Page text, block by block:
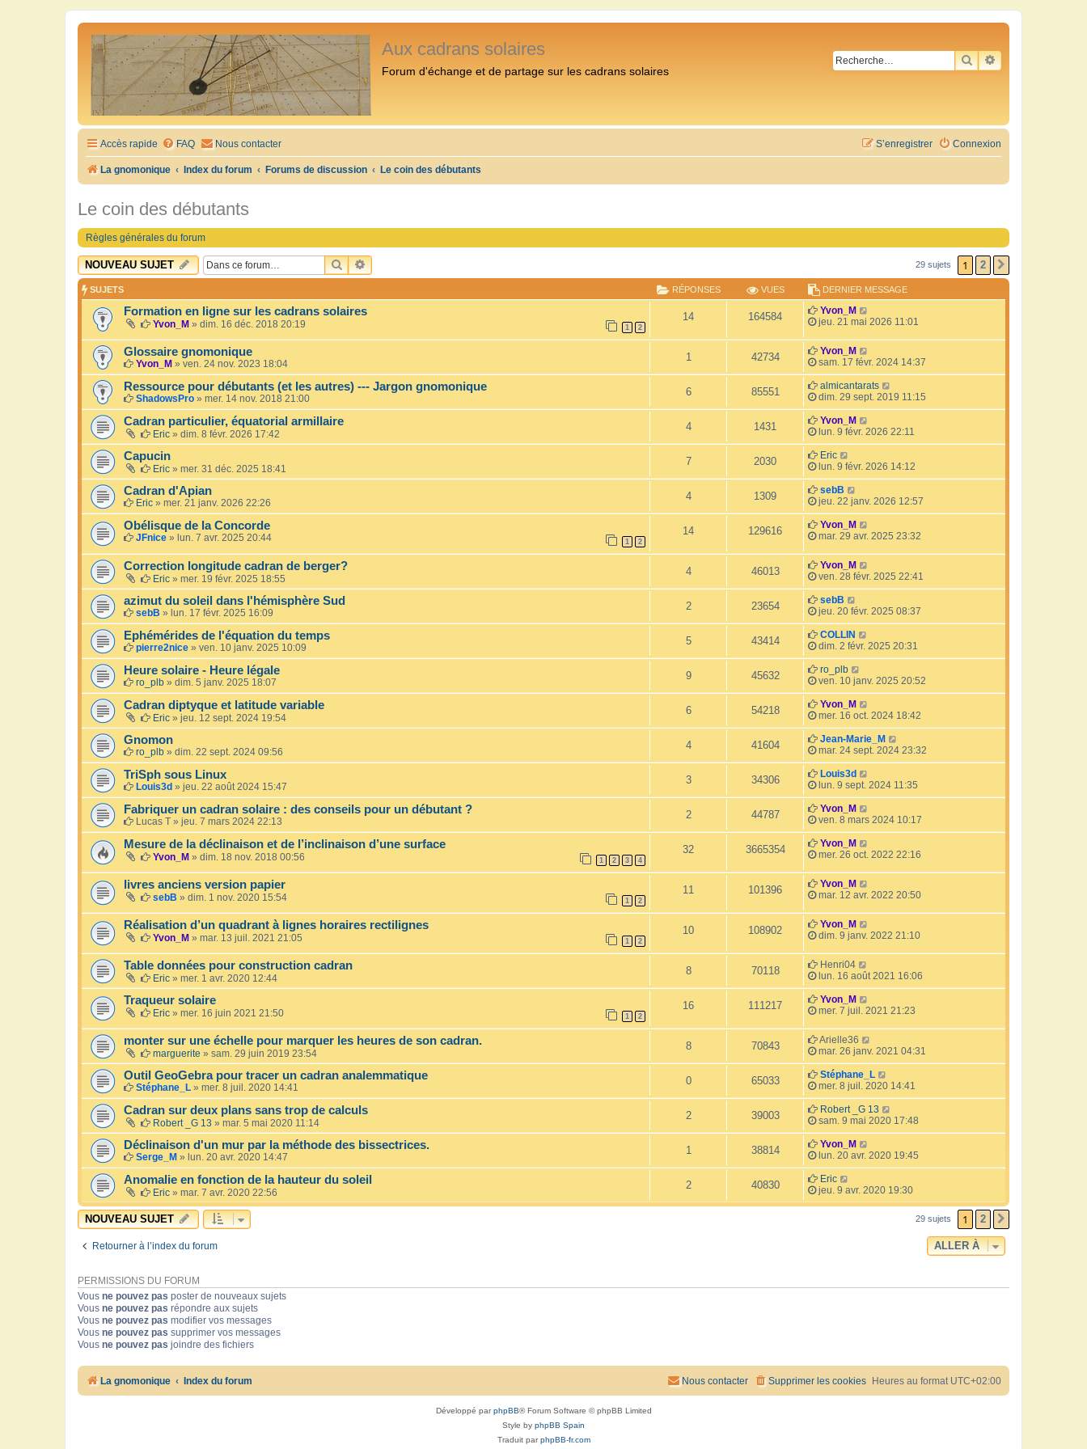
Aux cadrans solaires
Forum d'échange et de partage sur les cadrans solaires
RECHERCHER
RECHERCHE
Accès rapide FAQ Nous contacter Connexion
S’enregistrer
La gnomonique Index du forum Forums de discussion Le coin des débutants
Le coin des débutants
Règles générales du forum
NOUVEAU SUJET RECHERCHER
RECHERCHE AVANCÉE 29 sujets 1 2
SUJETS RÉPONSES VUES DERNIER MESSAGE
Formation en ligne sur les cadrans solaires
Yvon_M » dim. 16 déc. 2018 20:19 1 2
14 164584
Yvon_M
jeu. 21 mai 2026 11:01
Glossaire gnomonique
Yvon_M » ven. 24 nov. 2023 18:04
1 42734
Yvon_M
sam. 17 févr. 2024 14:37
Ressource pour débutants (et les autres) --- Jargon gnomonique
ShadowsPro » mer. 14 nov. 2018 21:00
6 85551
almicantarats
dim. 29 sept. 2019 11:15
Cadran particulier, équatorial armillaire
Eric » dim. 8 févr. 2026 17:42
4 1431
Yvon_M
lun. 9 févr. 2026 22:11
Capucin
Eric » mer. 31 déc. 2025 18:41
7 2030
Eric
lun. 9 févr. 2026 14:12
Cadran d'Apian
Eric » mer. 21 janv. 2026 22:26
4 1309
sebB
jeu. 22 janv. 2026 12:57
Obélisque de la Concorde
JFnice » lun. 7 avr. 2025 20:44 1 2
14 129616
Yvon_M
mar. 29 avr. 2025 23:32
Correction longitude cadran de berger?
Eric » mer. 19 févr. 2025 18:55
4 46013
Yvon_M
ven. 28 févr. 2025 22:41
azimut du soleil dans l'hémisphère Sud
sebB » lun. 17 févr. 2025 16:09
2 23654
sebB
jeu. 20 févr. 2025 08:37
Ephémérides de l'équation du temps
pierre2nice » ven. 10 janv. 2025 10:09
5 43414
COLLIN
dim. 2 févr. 2025 20:31
Heure solaire - Heure légale
ro_plb » dim. 5 janv. 2025 18:07
9 45632
ro_plb
ven. 10 janv. 2025 20:52
Cadran diptyque et latitude variable
Eric » jeu. 12 sept. 2024 19:54
6 54218
Yvon_M
mer. 16 oct. 2024 18:42
Gnomon
ro_plb » dim. 22 sept. 2024 09:56
4 41604
Jean-Marie_M
mar. 24 sept. 2024 23:32
TriSph sous Linux
Louis3d » jeu. 22 août 2024 15:47
3 34306
Louis3d
lun. 9 sept. 2024 11:35
Fabriquer un cadran solaire : des conseils pour un débutant ?
Lucas T » jeu. 7 mars 2024 22:13
2 44787
Yvon_M
ven. 8 mars 2024 10:17
Mesure de la déclinaison et de l’inclinaison d’une surface
Yvon_M » dim. 18 nov. 2018 00:56 1 2 3 4
32 3665354
Yvon_M
mer. 26 oct. 2022 22:16
livres anciens version papier
sebB » dim. 1 nov. 2020 15:54 1 2
11 101396
Yvon_M
mar. 12 avr. 2022 20:50
Réalisation d’un quadrant à lignes horaires rectilignes
Yvon_M » mar. 13 juil. 2021 21:05 1 2
10 108902
Yvon_M
dim. 9 janv. 2022 21:10
Table données pour construction cadran
Eric » mer. 1 avr. 2020 12:44
8 70118
Henri04
lun. 16 août 2021 16:06
Traqueur solaire
Eric » mer. 16 juin 2021 21:50 1 2
16 111217
Yvon_M
mer. 7 juil. 2021 21:23
monter sur une échelle pour marquer les heures de son cadran.
marguerite » sam. 29 juin 2019 23:54
8 70843
Arielle36
mar. 26 janv. 2021 04:31
Outil GeoGebra pour tracer un cadran analemmatique
Stéphane_L » mer. 8 juil. 2020 14:41
0 65033
Stéphane_L
mer. 8 juil. 2020 14:41
Cadran sur deux plans sans trop de calculs
Robert _G 13 » mar. 5 mai 2020 11:14
2 39003
Robert _G 13
sam. 9 mai 2020 17:48
Déclinaison d'un mur par la méthode des bissectrices.
Serge_M » lun. 20 avr. 2020 14:47
1 38814
Yvon_M
lun. 20 avr. 2020 19:45
Anomalie en fonction de la hauteur du soleil
Eric » mar. 7 avr. 2020 22:56
2 40830
Eric
jeu. 9 avr. 2020 19:30
NOUVEAU SUJET 29 sujets 1 2
Retourner à l’index du forum ALLER À
PERMISSIONS DU FORUM
Vous ne pouvez pas poster de nouveaux sujets
Vous ne pouvez pas répondre aux sujets
Vous ne pouvez pas modifier vos messages
Vous ne pouvez pas supprimer vos messages
Vous ne pouvez pas joindre des fichiers
La gnomonique Index du forum Heures au format UTC+02:00
Supprimer les cookies
Nous contacter
Développé parphpBB® Forum Software © phpBB Limited
Style by phpBB Spain
Traduit parphpBB-fr.com